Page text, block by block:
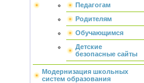
Педагогам
Родителям
Обучающимся
Детские
безопасные сайты
Модернизация школьных
систем образования